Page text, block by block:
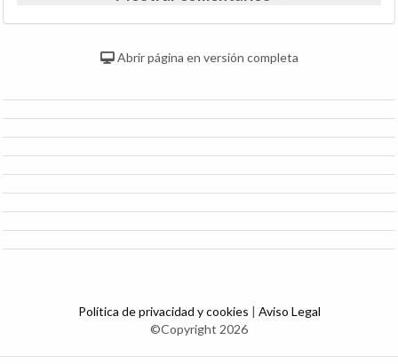
Abrir página en versión completa
Política de privacidad y cookies | Aviso Legal
©Copyright 2026